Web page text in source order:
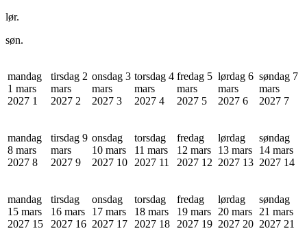
lør.
søn.
mandag
1 mars
2027 1
tirsdag 2
mars
2027 2
onsdag 3
mars
2027 3
torsdag 4
mars
2027 4
fredag 5
mars
2027 5
lørdag 6
mars
2027 6
søndag 7
mars
2027 7
mandag
8 mars
2027 8
tirsdag 9
mars
2027 9
onsdag
10 mars
2027 10
torsdag
11 mars
2027 11
fredag
12 mars
2027 12
lørdag
13 mars
2027 13
søndag
14 mars
2027 14
mandag
15 mars
2027 15
tirsdag
16 mars
2027 16
onsdag
17 mars
2027 17
torsdag
18 mars
2027 18
fredag
19 mars
2027 19
lørdag
20 mars
2027 20
søndag
21 mars
2027 21